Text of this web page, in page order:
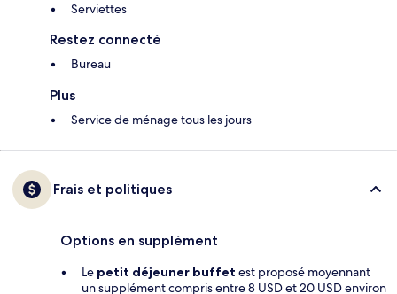
Serviettes
Restez connecté
Bureau
Plus
Service de ménage tous les jours
Frais et politiques
Options en supplément
Le petit déjeuner buffet est proposé moyennant
un supplément compris entre 8 USD et 20 USD environ